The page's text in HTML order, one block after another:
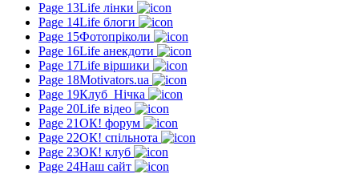
Page 13Life лінки
Page 14Life блоги
Page 15Фотопріколи
Page 16Life анекдоти
Page 17Life віршики
Page 18Motivators.ua
Page 19Клуб_Нічка
Page 20Life відео
Page 21ОК! форум
Page 22ОК! спільнота
Page 23ОК! клуб
Page 24Наш сайт